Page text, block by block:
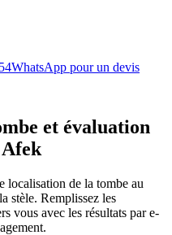
WhatsApp pour un devis
et évaluation
localisation de la tombe au
stèle. Remplissez les
vous avec les résultats par e-